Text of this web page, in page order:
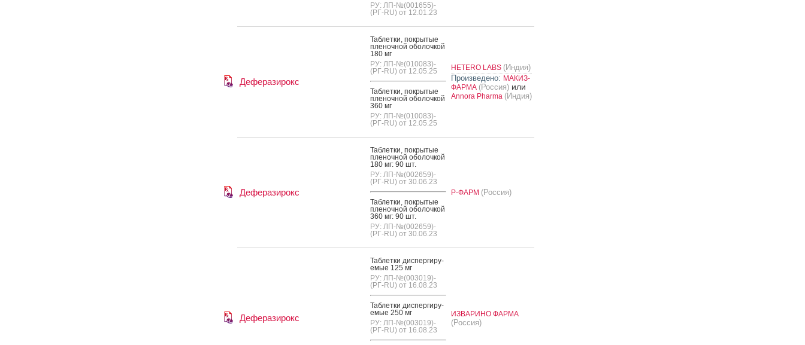
РУ: ЛП-№(001655)-
(РГ-RU) от 12.01.23
Деферазирокс
Таб­летки, пок­ры­тые
пле­ноч­ной обо­лоч­кой
180 мг
РУ: ЛП-№(010083)-
(РГ-RU) от 12.05.25
Таб­летки, пок­ры­тые
пле­ноч­ной обо­лоч­кой
360 мг
РУ: ЛП-№(010083)-
(РГ-RU) от 12.05.25
HETERO LABS (Индия)
Произведено: МАКИЗ-
ФАРМА (Россия)или
Annora Pharma (Индия)
Деферазирокс
Таб­летки, пок­ры­тые
пле­ноч­ной обо­лоч­кой
180 мг: 90 шт.
РУ: ЛП-№(002659)-
(РГ-RU) от 30.06.23
Таб­летки, пок­ры­тые
пле­ноч­ной обо­лоч­кой
360 мг: 90 шт.
РУ: ЛП-№(002659)-
(РГ-RU) от 30.06.23
Р-ФАРМ (Россия)
Деферазирокс
Таб­летки дис­перги­ру­
емые 125 мг
РУ: ЛП-№(003019)-
(РГ-RU) от 16.08.23
Таб­летки дис­перги­ру­
емые 250 мг
РУ: ЛП-№(003019)-
(РГ-RU) от 16.08.23
ИЗВАРИНО ФАРМА
(Россия)